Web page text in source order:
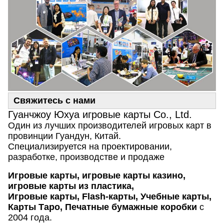
Свяжитесь с нами
Гуанчжоу Юхуа игровые карты Co., Ltd.
Один из лучших производителей игровых карт в
провинции Гуандун, Китай.
Специализируется на проектировании,
разработке, производстве и продаже
Игровые карты, игровые карты казино,
игровые карты из пластика,
Игровые карты, Flash-карты, Учебные карты,
Карты Таро, Печатные бумажные коробки с
2004 года.